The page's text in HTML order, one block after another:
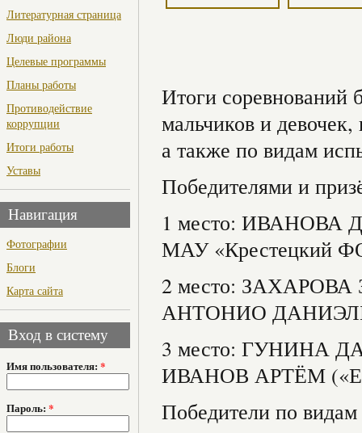
Литературная страница
Люди района
Целевые программы
Планы работы
Противодействие
коррупции
Итоги работы
Уставы
Навигация
Фотографии
Блоги
Карта сайта
Вход в систему
Имя пользователя: *
Пароль: *
Итоги соревнований
мальчиков и
а также по видам
Победителями и
1 место:
МАУ «Крестецкий
2 место:
АНТОНИО ДАНИЭЛЬ
3 место: ГУНИНА
ИВАНОВ АРТЁМ
Победители по